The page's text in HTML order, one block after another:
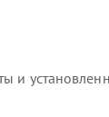
и